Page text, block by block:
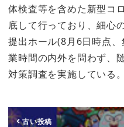
体検査等を含めた新型コ
底して行っており、細心
提出ホール(8月6日時点
業時間の内外を問わず、
対策調査を実施している。
古い投稿